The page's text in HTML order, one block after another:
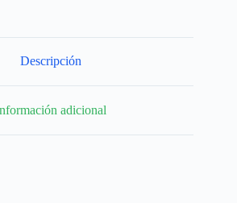
Descripción
adicional